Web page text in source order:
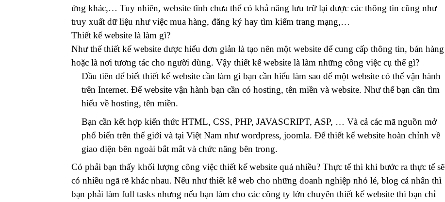
ứng khác,… Tuy nhiên, website tĩnh chưa thể có khả năng lưu trữ lại được các thông tin cũng như
truy xuất dữ liệu như việc mua hàng, đăng ký hay tìm kiếm trang mạng,…
Thiết kế website là làm gì?
Như thế thiết kế website được hiểu đơn giản là tạo nên một website để cung cấp thông tin, bán hàng
hoặc là nơi tương tác cho người dùng. Vậy thiết kế website là làm những công việc cụ thể gì?
Đầu tiên để biết thiết kế website cần làm gì bạn cần hiểu làm sao để một website có thể vận hành
trên Internet. Để website vận hành bạn cần có hosting, tên miền và website. Như thế bạn cần tìm
hiểu về hosting, tên miền.
Bạn cần kết hợp kiến thức HTML, CSS, PHP, JAVASCRIPT, ASP, … Và cả các mã nguồn mở
phổ biến trên thế giới và tại Việt Nam như wordpress, joomla. Để thiết kế website hoàn chỉnh về
giao diện bên ngoài bắt mắt và chức năng bên trong.
Có phải bạn thấy khối lượng công việc thiết kế website quá nhiều? Thực tế thì khi bước ra thực tế sẽ
có nhiều ngã rẽ khác nhau. Nếu như thiết kế web cho những doanh nghiệp nhỏ lẻ, blog cá nhân thì
bạn phải làm full tasks nhưng nếu bạn làm cho các công ty lớn chuyên thiết kế website thì bạn chỉ